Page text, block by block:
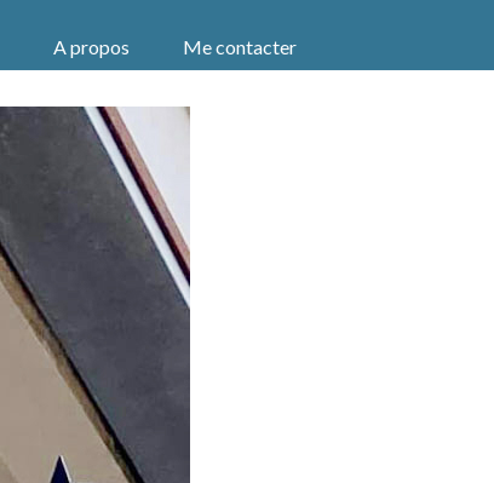
A propos Me contacter